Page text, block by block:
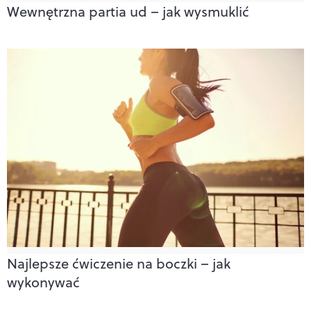
Wewnętrzna partia ud – jak wysmuklić
Najlepsze ćwiczenie na boczki – jak
wykonywać